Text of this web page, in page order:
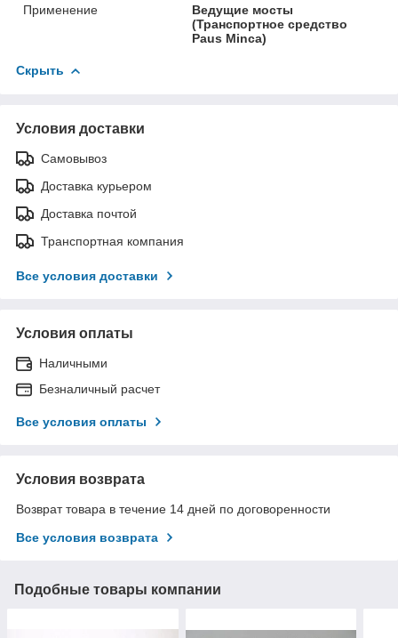
Применение
Ведущие мосты
(Транспортное средство
Paus Minca)
Скрыть
Условия доставки
Самовывоз
Доставка курьером
Доставка почтой
Транспортная компания
Все условия доставки
Условия оплаты
Наличными
Безналичный расчет
Все условия оплаты
Условия возврата
Возврат товара в течение 14 дней по договоренности
Все условия возврата
Подобные товары компании